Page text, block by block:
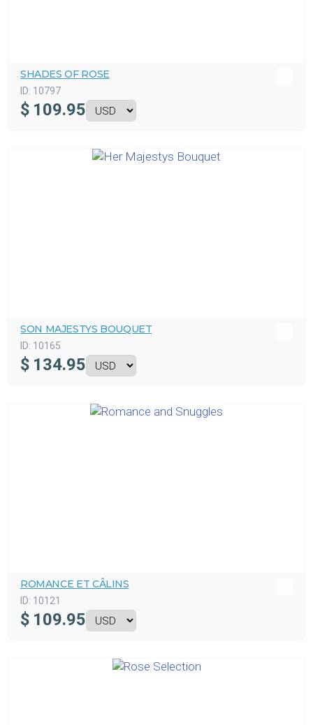
SHADES OF ROSE
ID: 10797
$ 109.95
SON MAJESTYS BOUQUET
ID: 10165
$ 134.95
ROMANCE ET CÂLINS
ID: 10121
$ 109.95